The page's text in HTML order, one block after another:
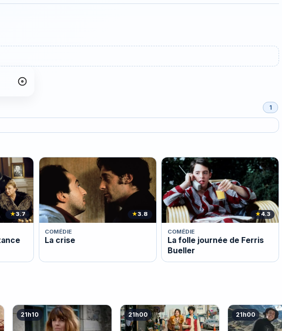
1
★3.7 ★3.8
COMÉDIE
La crise
★4.3
COMÉDIE
La folle journée de Ferris
Bueller
21h10 21h00 21h00